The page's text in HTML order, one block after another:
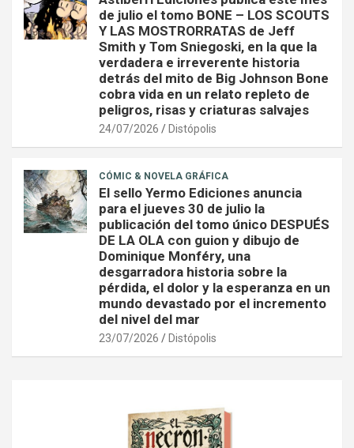
de julio el tomo BONE – LOS SCOUTS
Y LAS MOSTRORRATAS de Jeff
Smith y Tom Sniegoski, en la que la
verdadera e irreverente historia
detrás del mito de Big Johnson Bone
cobra vida en un relato repleto de
peligros, risas y criaturas salvajes
24/07/2026 Distópolis
CÓMIC & NOVELA GRÁFICA
El sello Yermo Ediciones anuncia
para el jueves 30 de julio la
publicación del tomo único DESPUÉS
DE LA OLA con guion y dibujo de
Dominique Monféry, una
desgarradora historia sobre la
pérdida, el dolor y la esperanza en un
mundo devastado por el incremento
del nivel del mar
23/07/2026 Distópolis